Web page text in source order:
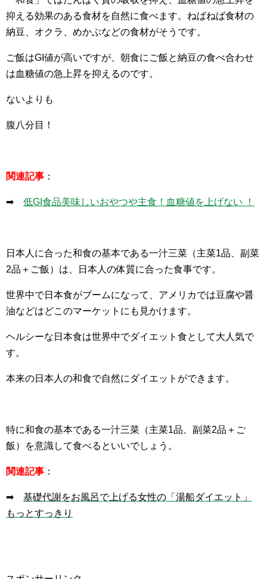
抑える効果のある食材を自然に食べます。ねばねば食材の
納豆、オクラ、めかぶなどの食材がそうです。
ご飯はGI値が高いですが、朝食にご飯と納豆の食べ合わせ
は血糖値の急上昇を抑えるのです。
ないよりも
腹八分目！
関連記事 ：
➡ 低GI食品美味しいおやつや主食！血糖値を上げない ！
日本人に合った和食の基本である一汁三菜（主菜1品、副菜
2品＋ご飯）は、日本人の体質に合った食事です。
世界中で日本食がブームになって、アメリカでは豆腐や醤
油などはどこのマーケットにも見かけます。
ヘルシーな日本食は世界中でダイエット食として大人気で
す。
本来の日本人の和食で自然にダイエットができます。
特に和食の基本である一汁三菜（主菜1品、副菜2品＋ご
飯）を意識して食べるといいでしょう。
関連記事 ：
➡ 基礎代謝をお風呂で上げる女性の「湯船ダイエット」
もっとすっきり